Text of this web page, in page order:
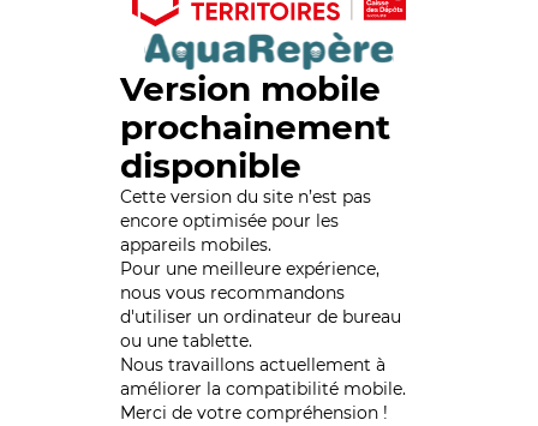
Version mobile
prochainement
disponible
Cette version du site n’est pas
encore optimisée pour les
appareils mobiles.
Pour une meilleure expérience,
nous vous recommandons
d'utiliser un ordinateur de bureau
ou une tablette.
Nous travaillons actuellement à
améliorer la compatibilité mobile.
Merci de votre compréhension !